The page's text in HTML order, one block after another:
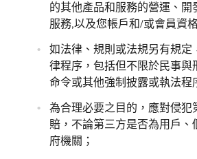
的其他產品和服務的營運、開
服務,以及您帳戶和/或會員資
如法律、規則或法規另有規定
律程序，包括但不限於民事與
命令或其他強制披露或執法程
為合理必要之目的，應對侵犯
賠，不論第三方是否為用戶、
府機關；